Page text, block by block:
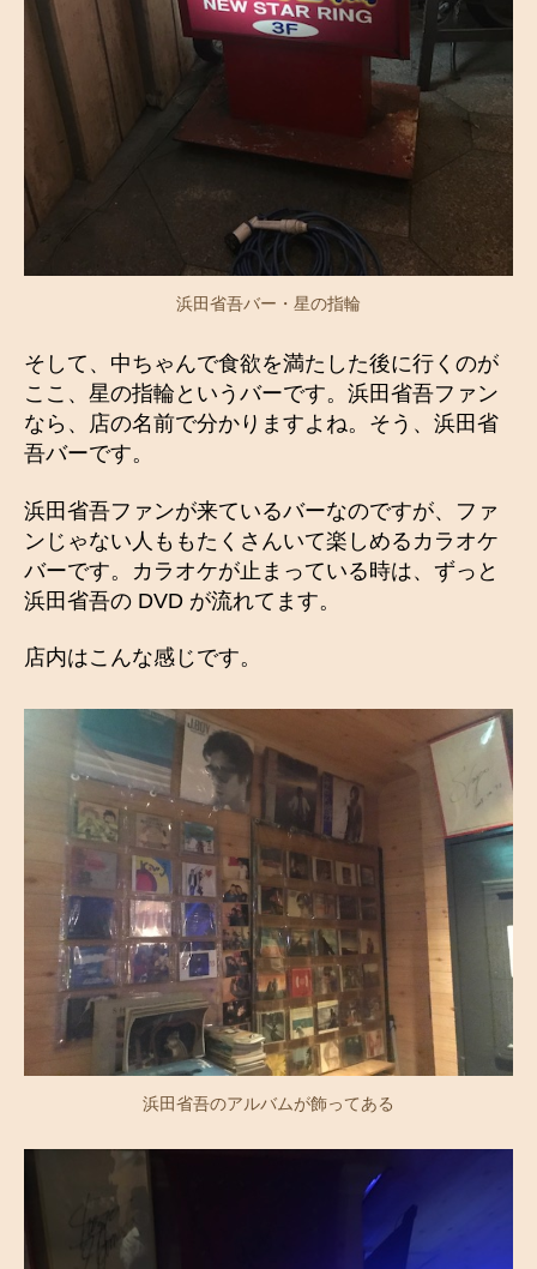
浜田省吾バー・星の指輪
そして、中ちゃんで食欲を満たした後に行くのが
ここ、星の指輪というバーです。浜田省吾ファン
なら、店の名前で分かりますよね。そう、浜田省
吾バーです。
浜田省吾ファンが来ているバーなのですが、ファ
ンじゃない人ももたくさんいて楽しめるカラオケ
バーです。カラオケが止まっている時は、ずっと
浜田省吾の DVD が流れてます。
店内はこんな感じです。
浜田省吾のアルバムが飾ってある